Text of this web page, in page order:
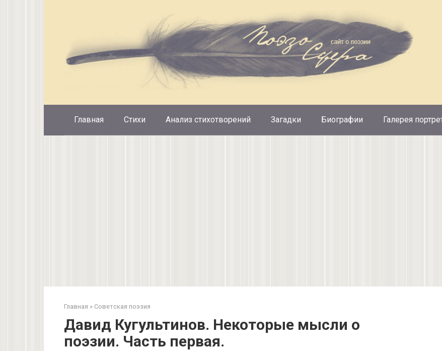
Главная Стихи Анализ стихотворений Загадки Биографии Галерея
Главная » Советская поэзия
Давид Кугультинов. Некоторые мысли о
поэзии. Часть первая.